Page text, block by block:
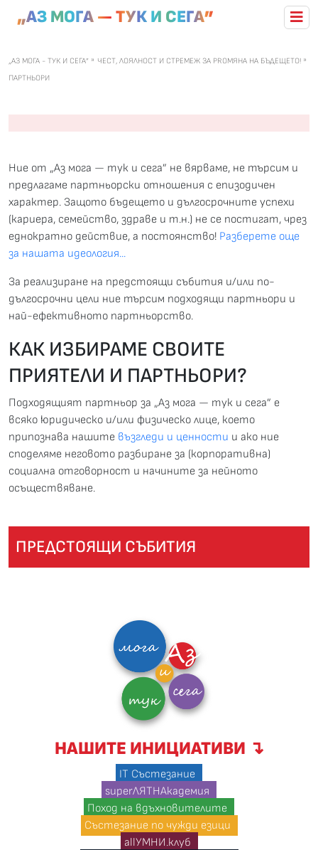
„АЗ МОГА — ТУК И СЕГА”
„АЗ МОГА - ТУК И СЕГА”
ЧЕСТ, ЛОЯЛНОСТ И СТРЕМЕЖ ЗА PROМЯНА НА БЪДЕЩЕТО!
ПАРТНЬОРИ
Ние от „Аз мога — тук и сега” не вярваме, не търсим и
предлагаме партньорски отношения с епизодичен
характер. Защото бъдещето и дългосрочните успехи
(кариера, семейство, здраве и т.н.) не се постигат, чрез
еднократно действие, а постоянство! Разберете още
за нашата идеология...
За реализиране на предстоящи събития и/или по-
дългосрочни цели ние търсим подходящи партньори и
най-ефективното партньорство.
КАК ИЗБИРАМЕ СВОИТЕ
ПРИЯТЕЛИ И ПАРТНЬОРИ?
Подходящият партньор за „Аз мога — тук и сега” е
всяко юридическо и/или физическо лице, което
припознава нашите възгледи и ценности и ако ние
споделяме неговото разбиране за (корпоративна)
социална отговорност и начините за нейното
осъществяване.
ПРЕДСТОЯЩИ СЪБИТИЯ
НАШИТЕ ИНИЦИАТИВИ ↴
IT Състезание
superЛЯТНАкадемия
Поход на вдъхновителите
Състезание по чужди езици
allУМНИ.клуб